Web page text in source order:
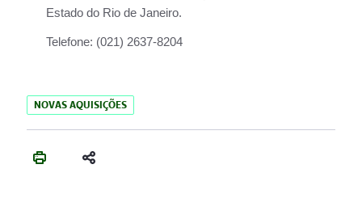
Estado do Rio de Janeiro.
Telefone: (021) 2637-8204
NOVAS AQUISIÇÕES